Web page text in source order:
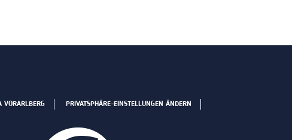
VORARLBERG
PRIVATSPHÄRE-EINSTELLUNGEN ÄNDERN